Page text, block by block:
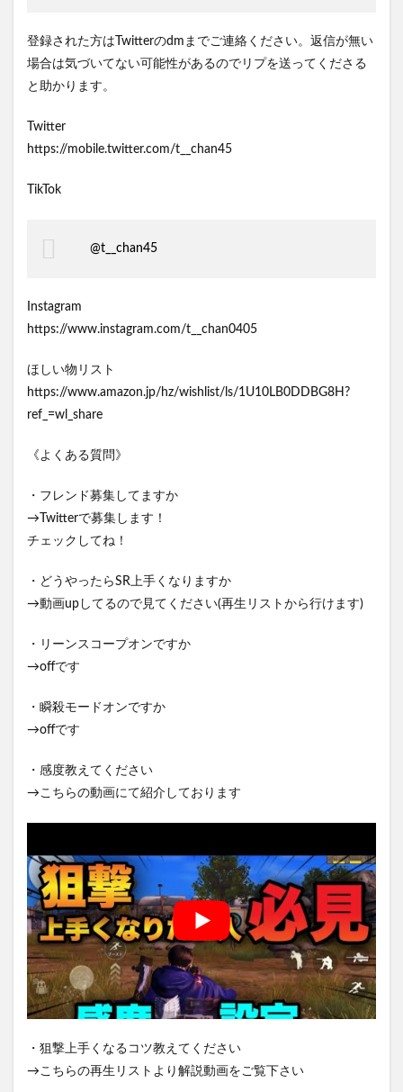
登録された方はTwitterのdmまでご連絡ください。返信が無い
場合は気づいてない可能性があるのでリプを送ってくださる
と助かります。
Twitter
https://mobile.twitter.com/t__chan45
TikTok
@t__chan45
Instagram
https://www.instagram.com/t__chan0405
ほしい物リスト
https://www.amazon.jp/hz/wishlist/ls/1U10LB0DDBG8H?
ref_=wl_share
《よくある質問》
・フレンド募集してますか
→Twitterで募集します！
チェックしてね！
・どうやったらSR上手くなりますか
→動画upしてるので見てください(再生リストから行けます)
・リーンスコープオンですか
→offです
・瞬殺モードオンですか
→offです
・感度教えてください
→こちらの動画にて紹介しております
・狙撃上手くなるコツ教えてください
→こちらの再生リストより解説動画をご覧下さい